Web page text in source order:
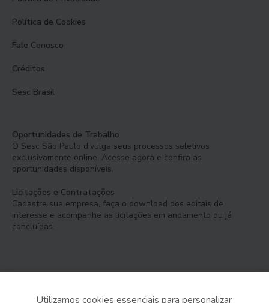
Política de Cookies
Fale Conosco
Créditos
Sesc Brasil
Oportunidades de Trabalho
O Sesc São Paulo divulga seus processos seletivos
exclusivamente online. Acesse agora e confira as
oportunidades disponíveis.
Licitações e Contratações
Cadastre sua empresa, faça o download dos editais de
interesse e acompanhe as licitações em andamento ou já
concluídas.
Utilizamos cookies essenciais para personalizar